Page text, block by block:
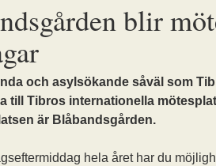
blir
och asylsökande såväl som
till Tibros internationella
är Blåbandsgården.
hela året har du